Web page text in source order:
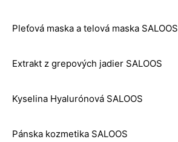
Pleťová maska a telová maska SALOOS
Extrakt z grepových jadier SALOOS
Kyselina Hyalurónová SALOOS
Pánska kozmetika SALOOS